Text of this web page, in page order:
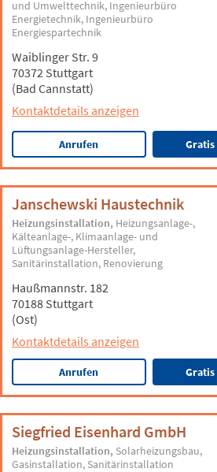
und Umwelttechnik Ingenieurbüro
Energietechnik Ingenieurbüro
Energiespartechnik
Waiblinger Str. 9
70372 Stuttgart
(Bad Cannstatt)
Kontaktdetails anzeigen
Anrufen
Janschewski Haustechnik
Heizungsinstallation Heizungsanlage-,
Kälteanlage-, Klimaanlage- und
Lüftungsanlage-Hersteller
Sanitärinstallation Renovierung
Haußmannstr. 182
70188 Stuttgart
(Ost)
Kontaktdetails anzeigen
Anrufen
Siegfried Eisenhard GmbH
Heizungsinstallation Solarheizungsbau
Gasinstallation Sanitärinstallation